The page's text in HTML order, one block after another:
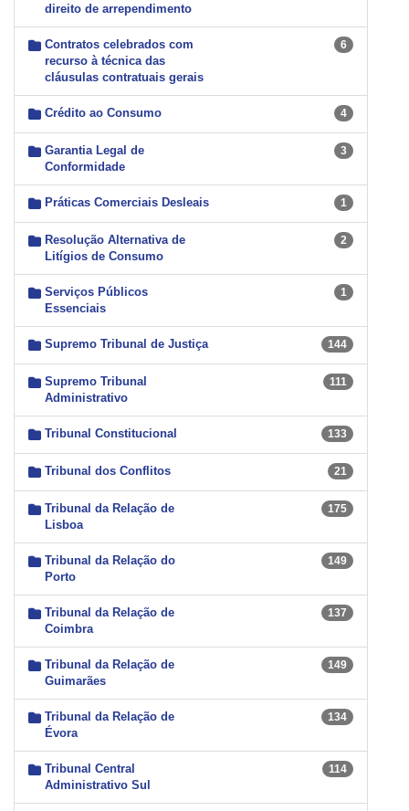
direito de arrependimento
Contratos celebrados com
recurso à técnica das
cláusulas contratuais gerais
6
Crédito ao Consumo 4
Garantia Legal de
Conformidade
3
Práticas Comerciais Desleais 1
Resolução Alternativa de
Litígios de Consumo
2
Serviços Públicos
Essenciais
1
Supremo Tribunal de Justiça 144
Supremo Tribunal
Administrativo
111
Tribunal Constitucional 133
Tribunal dos Conflitos 21
Tribunal da Relação de
Lisboa
175
Tribunal da Relação do
Porto
149
Tribunal da Relação de
Coimbra
137
Tribunal da Relação de
Guimarães
149
Tribunal da Relação de
Évora
134
Tribunal Central
Administrativo Sul
114